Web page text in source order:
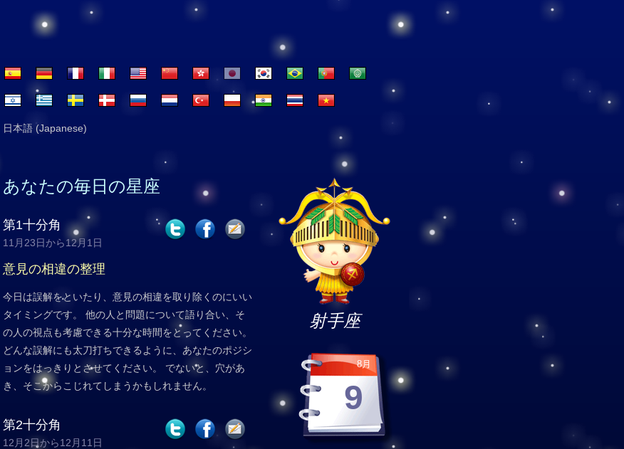
日本語 (Japanese)
射手座
8月
9
あなたの毎日の星座
第1十分角
11月23日から12月1日
意見の相違の整理
今日は誤解をといたり、意見の相違を取り除くのにいい
タイミングです。 他の人と問題について語り合い、そ
の人の視点も考慮できる十分な時間をとってください。
どんな誤解にも太刀打ちできるように、あなたのポジシ
ョンをはっきりとさせてください。 でないと、穴があ
き、そこからこじれてしまうかもしれません。
第2十分角
12月2日から12月11日